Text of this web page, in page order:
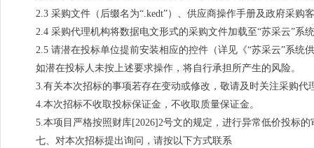
2.3 采购文件（后缀名为“.kedt”）、供应商操作手册及政府采购
2.4 采购代理机构将数据电文形式的采购文件加载至“苏采云”系
2.5 请潜在投标单位提前安装相应的控件（详见《“苏采云”系统
如潜在投标人未按上述要求操作，将自行承担所产生的风险。
3.有关本次招标的事项若存在变动或修改，敬请及时关注采购代
4.本次招标不收取投标保证金，不收取质量保证金。
5.本项目严格按照财库[2026]2号文的规定，进行异常低价投标的
七、对本次招标提出询问，请按以下方式联系